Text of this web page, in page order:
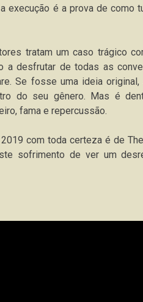
execução é a prova de como
tratam um caso trágico
a desfrutar de todas as
Se fosse uma ideia
do seu gênero. Mas é
fama e repercussão.
com toda certeza é de
sofrimento de ver um